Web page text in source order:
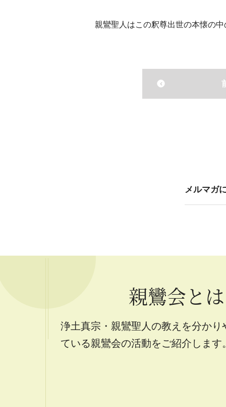
親鸞聖人はこの釈尊出世の本懐の
メルマガ
親鸞会とは
浄土真宗・親鸞聖人の教えを分かり
ている親鸞会の活動をご紹介します